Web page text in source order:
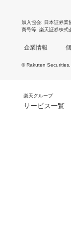
加入協会 日本証券業
商号等 楽天証券株式
企業情報
© Rakuten Securities,
楽天グループ
サービス一覧